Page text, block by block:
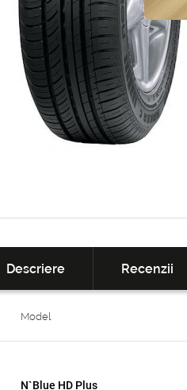
Descriere Recenzii
Model
N`Blue HD Plus